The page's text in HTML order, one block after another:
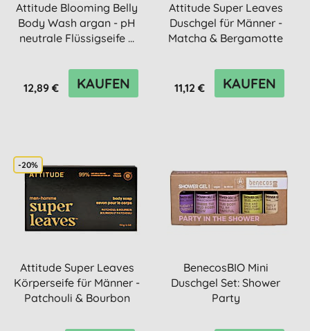
Attitude Blooming Belly
Body Wash argan - pH
neutrale Flüssigseife ...
12,89 € KAUFEN
Attitude Super Leaves
Duschgel für Männer -
Matcha & Bergamotte
11,12 € KAUFEN
-20%
Attitude Super Leaves
Körperseife für Männer -
Patchouli & Bourbon
BenecosBIO Mini
Duschgel Set: Shower
Party